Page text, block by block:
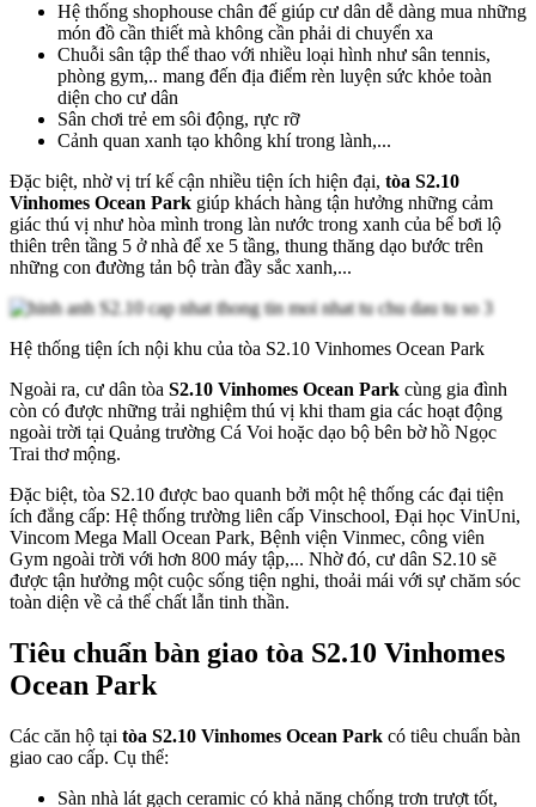
Hệ thống shophouse chân đế giúp cư dân dễ dàng mua những
món đồ cần thiết mà không cần phải di chuyển xa
Chuỗi sân tập thể thao với nhiều loại hình như sân tennis,
phòng gym,.. mang đến địa điểm rèn luyện sức khỏe toàn
diện cho cư dân
Sân chơi trẻ em sôi động, rực rỡ
Cảnh quan xanh tạo không khí trong lành,...
Đặc biệt, nhờ vị trí kế cận nhiều tiện ích hiện đại, tòa S2.10
Vinhomes Ocean Park giúp khách hàng tận hưởng những cảm
giác thú vị như hòa mình trong làn nước trong xanh của bể bơi lộ
thiên trên tầng 5 ở nhà để xe 5 tầng, thung thăng dạo bước trên
những con đường tản bộ tràn đầy sắc xanh,...
Hệ thống tiện ích nội khu của tòa S2.10 Vinhomes Ocean Park
Ngoài ra, cư dân tòa S2.10 Vinhomes Ocean Park cùng gia đình
còn có được những trải nghiệm thú vị khi tham gia các hoạt động
ngoài trời tại Quảng trường Cá Voi hoặc dạo bộ bên bờ hồ Ngọc
Trai thơ mộng.
Đặc biệt, tòa S2.10 được bao quanh bởi một hệ thống các đại tiện
ích đẳng cấp: Hệ thống trường liên cấp Vinschool, Đại học VinUni,
Vincom Mega Mall Ocean Park, Bệnh viện Vinmec, công viên
Gym ngoài trời với hơn 800 máy tập,... Nhờ đó, cư dân S2.10 sẽ
được tận hưởng một cuộc sống tiện nghi, thoải mái với sự chăm sóc
toàn diện về cả thể chất lẫn tinh thần.
Tiêu chuẩn bàn giao tòa S2.10 Vinhomes
Ocean Park
Các căn hộ tại tòa S2.10 Vinhomes Ocean Park có tiêu chuẩn bàn
giao cao cấp. Cụ thể:
Sàn nhà lát gạch ceramic có khả năng chống trơn trượt tốt,